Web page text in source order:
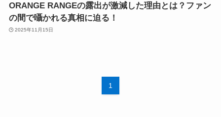
ORANGE RANGEの露出が激減した理由とは？ファン
の間で囁かれる真相に迫る！
2025年11月15日
1